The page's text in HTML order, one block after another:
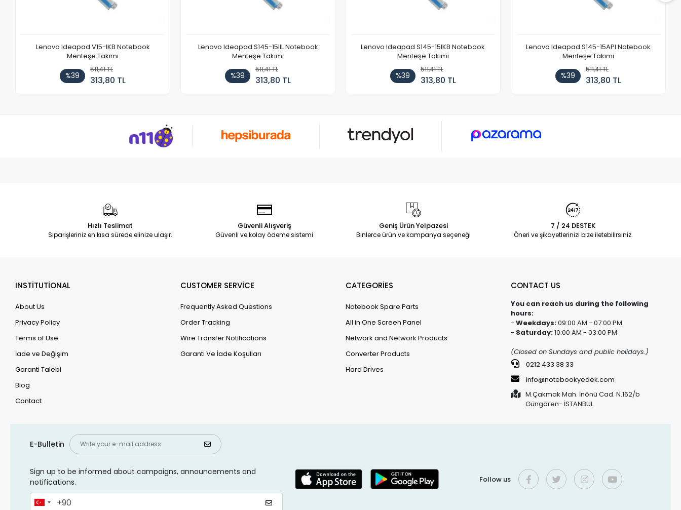
Lenovo Ideapad V15-IKB Notebook
Menteşe Takımı
%39
511,41 TL
313,80 TL
Lenovo Ideapad S145-15IIL Notebook
Menteşe Takımı
%39
511,41 TL
313,80 TL
Lenovo Ideapad S145-15IKB Notebook
Menteşe Takımı
%39
511,41 TL
313,80 TL
Lenovo Ideapad S145-15API Notebook
Menteşe Takımı
%39
511,41 TL
313,80 TL
Hızlı Teslimat
Siparişleriniz en kısa sürede elinize ulaşır.
Güvenli Alışveriş
Güvenli ve kolay ödeme sistemi
Geniş Ürün Yelpazesi
Binlerce ürün ve kampanya seçeneği
7 / 24 DESTEK
Öneri ve şikayetlerinizi bize iletebilirsiniz.
INSTİTUTİONAL
About Us
Privacy Policy
Terms of Use
İade ve Değişim
Garanti Talebi
Blog
Contact
CUSTOMER SERVİCE
Frequently Asked Questions
Order Tracking
Wire Transfer Notifications
Garanti Ve İade Koşulları
CATEGORİES
Notebook Spare Parts
All in One Screen Panel
Network and Network Products
Converter Products
Hard Drives
CONTACT US
You can reach us during the following
hours:
- Weekdays:09:00 AM - 07:00 PM
- Saturday:10:00 AM - 03:00 PM
(Closed on Sundays and public holidays.)
0212 433 38 33
info@notebookyedek.com
M.Çakmak Mah. İnönü Cad. N.162/b
Güngören- İSTANBUL
E-Bulletin
Sign up to be informed about campaigns, announcements and
notifications.
Follow us